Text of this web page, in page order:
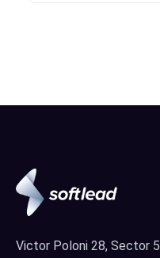
Victor Poloni 28, Sector 5